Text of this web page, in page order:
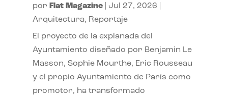
por Flat Magazine| Jul 27, 2026
Arquitectura, Reportaje
El proyecto de la explanada del
Ayuntamiento diseñado por Benjamin Le
Masson, Sophie Mourthe, Eric Rousseau
y el propio Ayuntamiento de París como
promotor, ha transformado